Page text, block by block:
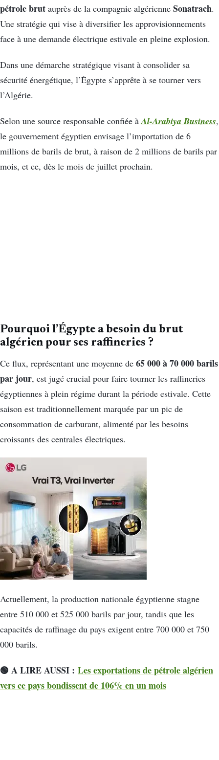
pétrole brut auprès de la compagnie algérienne Sonatrach.
Une stratégie qui vise à diversifier les approvisionnements
face à une demande électrique estivale en pleine explosion.
Dans une démarche stratégique visant à consolider sa
sécurité énergétique, l’Égypte s’apprête à se tourner vers
l’Algérie.
Selon une source responsable confiée àAl-Arabiya Business,
le gouvernement égyptien envisage l’importation de 6
millions de barils de brut, à raison de 2 millions de barils par
mois, et ce, dès le mois de juillet prochain.
Pourquoi l’Égypte a besoin du brut
algérien pour ses raffineries ?
Ce flux, représentant une moyenne de 65 000 à 70 000 barils
par jour, est jugé crucial pour faire tourner les raffineries
égyptiennes à plein régime durant la période estivale. Cette
saison est traditionnellement marquée par un pic de
consommation de carburant, alimenté par les besoins
croissants des centrales électriques.
Actuellement, la production nationale égyptienne stagne
entre 510 000 et 525 000 barils par jour, tandis que les
capacités de raffinage du pays exigent entre 700 000 et 750
000 barils.
🟢 A LIRE AUSSI : Les exportations de pétrole algérien
vers ce pays bondissent de 106% en un mois